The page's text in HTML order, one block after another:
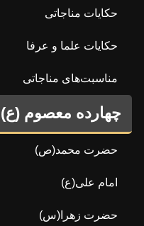
حکایات مناجاتی
حکایات علما و عرفا
مناسبت‌های مناجاتی
چهارده معصوم (ع)
حضرت محمد(ص)
امام علی(ع)
حضرت زهرا(س)